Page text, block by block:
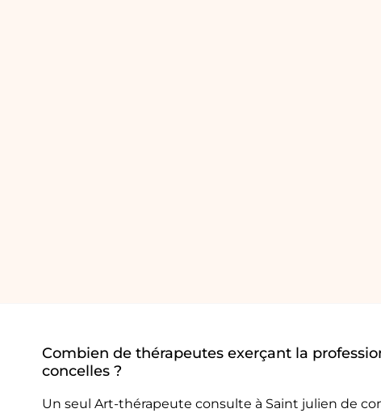
Combien de thérapeutes exerçant la
concelles ?
Un seul Art-thérapeute consulte à Saint julien de